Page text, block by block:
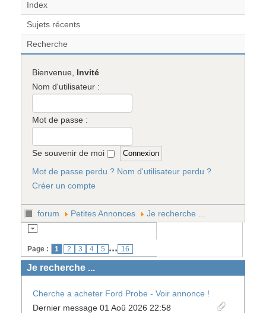
Index
Sujets récents
Recherche
Bienvenue, Invité
Nom d'utilisateur :
Mot de passe :
Se souvenir de moi
Mot de passe perdu ? Nom d'utilisateur perdu ?
Créer un compte
forum Petites Annonces Je recherche ...
Page : 1 2 3 4 5 ... 16
Je recherche ...
Cherche a acheter Ford Probe - Voir annonce !
Dernier message 01 Aoû 2026 22:58